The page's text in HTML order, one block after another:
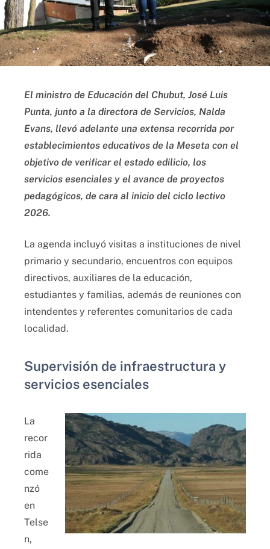
El ministro de Educación del Chubut, José Luis
Punta, junto a la directora de Servicios, Nalda
Evans, llevó adelante una extensa recorrida por
establecimientos educativos de la Meseta con el
objetivo de verificar el estado edilicio, los
servicios esenciales y el avance de proyectos
pedagógicos, de cara al inicio del ciclo lectivo
2026.
La agenda incluyó visitas a instituciones de nivel
primario y secundario, encuentros con equipos
directivos, auxiliares de la educación,
estudiantes y familias, además de reuniones con
intendentes y referentes comunitarios de cada
localidad.
Supervisión de infraestructura y
servicios esenciales
La
recor
rida
come
nzó
en
Telse
n,